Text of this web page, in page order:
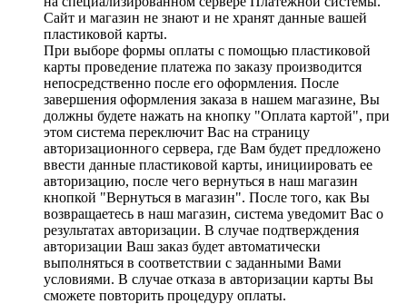
Сайт и магазин не знают и не хранят данные вашей
пластиковой карты.
При выборе формы оплаты с помощью пластиковой
карты проведение платежа по заказу производится
непосредственно после его оформления. После
завершения оформления заказа в нашем магазине, Вы
должны будете нажать на кнопку "Оплата картой", при
этом система переключит Вас на страницу
авторизационного сервера, где Вам будет предложено
ввести данные пластиковой карты, инициировать ее
авторизацию, после чего вернуться в наш магазин
кнопкой "Вернуться в магазин". После того, как Вы
возвращаетесь в наш магазин, система уведомит Вас о
результатах авторизации. В случае подтверждения
авторизации Ваш заказ будет автоматически
выполняться в соответствии с заданными Вами
условиями. В случае отказа в авторизации карты Вы
сможете повторить процедуру оплаты.